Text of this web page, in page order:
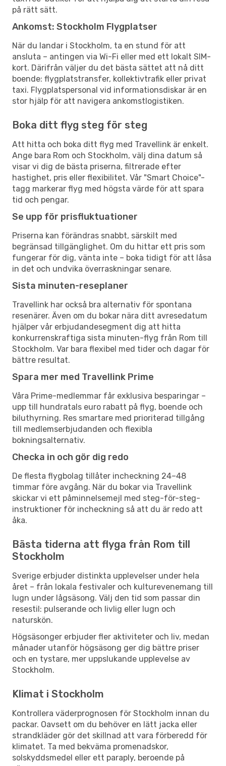
på rätt sätt.
Ankomst: Stockholm Flygplatser
När du landar i Stockholm, ta en stund för att
ansluta – antingen via Wi-Fi eller med ett lokalt SIM-
kort. Därifrån väljer du det bästa sättet att nå ditt
boende: flygplatstransfer, kollektivtrafik eller privat
taxi. Flygplatspersonal vid informationsdiskar är en
stor hjälp för att navigera ankomstlogistiken.
Boka ditt flyg steg för steg
Att hitta och boka ditt flyg med Travellink är enkelt.
Ange bara Rom och Stockholm, välj dina datum så
visar vi dig de bästa priserna, filtrerade efter
hastighet, pris eller flexibilitet. Vår "Smart Choice"-
tagg markerar flyg med högsta värde för att spara
tid och pengar.
Se upp för prisfluktuationer
Priserna kan förändras snabbt, särskilt med
begränsad tillgänglighet. Om du hittar ett pris som
fungerar för dig, vänta inte – boka tidigt för att låsa
in det och undvika överraskningar senare.
Sista minuten-reseplaner
Travellink har också bra alternativ för spontana
resenärer. Även om du bokar nära ditt avresedatum
hjälper vår erbjudandesegment dig att hitta
konkurrenskraftiga sista minuten-flyg från Rom till
Stockholm. Var bara flexibel med tider och dagar för
bättre resultat.
Spara mer med Travellink Prime
Våra Prime-medlemmar får exklusiva besparingar –
upp till hundratals euro rabatt på flyg, boende och
biluthyrning. Res smartare med prioriterad tillgång
till medlemserbjudanden och flexibla
bokningsalternativ.
Checka in och gör dig redo
De flesta flygbolag tillåter incheckning 24–48
timmar före avgång. När du bokar via Travellink
skickar vi ett påminnelsemejl med steg-för-steg-
instruktioner för incheckning så att du är redo att
åka.
Bästa tiderna att flyga från Rom till
Stockholm
Sverige erbjuder distinkta upplevelser under hela
året – från lokala festivaler och kulturevenemang till
lugn under lågsäsong. Välj den tid som passar din
resestil: pulserande och livlig eller lugn och
naturskön.
Högsäsonger erbjuder fler aktiviteter och liv, medan
månader utanför högsäsong ger dig bättre priser
och en tystare, mer uppslukande upplevelse av
Stockholm.
Klimat i Stockholm
Kontrollera väderprognosen för Stockholm innan du
packar. Oavsett om du behöver en lätt jacka eller
strandkläder gör det skillnad att vara förberedd för
klimatet. Ta med bekväma promenadskor,
solskyddsmedel eller ett paraply, beroende på